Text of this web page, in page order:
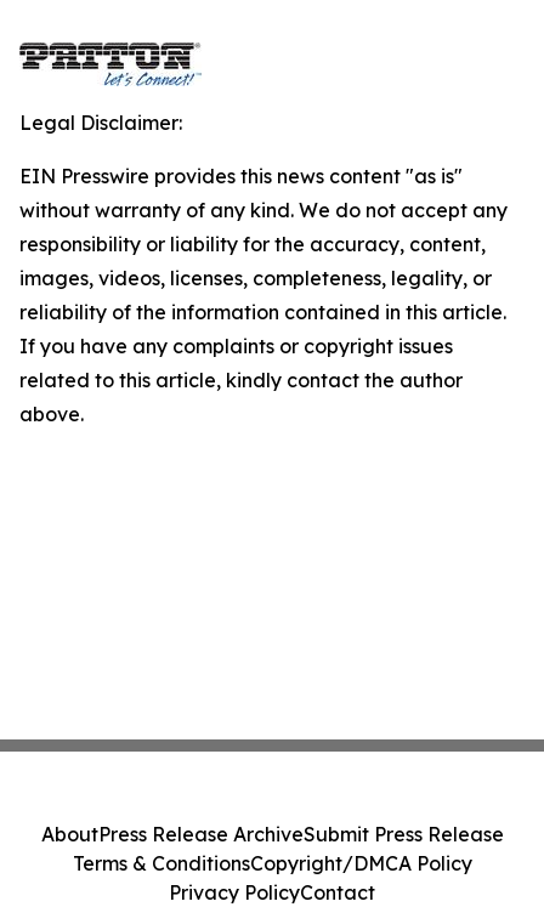
Legal Disclaimer:
EIN Presswire provides this news content "as is"
without warranty of any kind. We do not accept any
responsibility or liability for the accuracy, content,
images, videos, licenses, completeness, legality, or
reliability of the information contained in this article.
If you have any complaints or copyright issues
related to this article, kindly contact the author
above.
AboutPress Release ArchiveSubmit Press Release
Terms & ConditionsCopyright/DMCA Policy
Privacy PolicyContact